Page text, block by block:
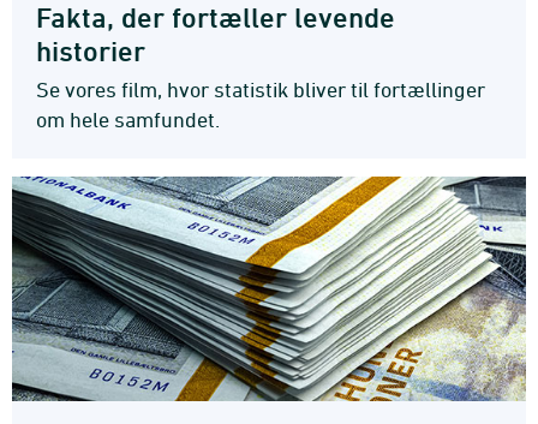
Fakta, der fortæller levende
historier
Se vores film, hvor statistik bliver til fortællinger
om hele samfundet.